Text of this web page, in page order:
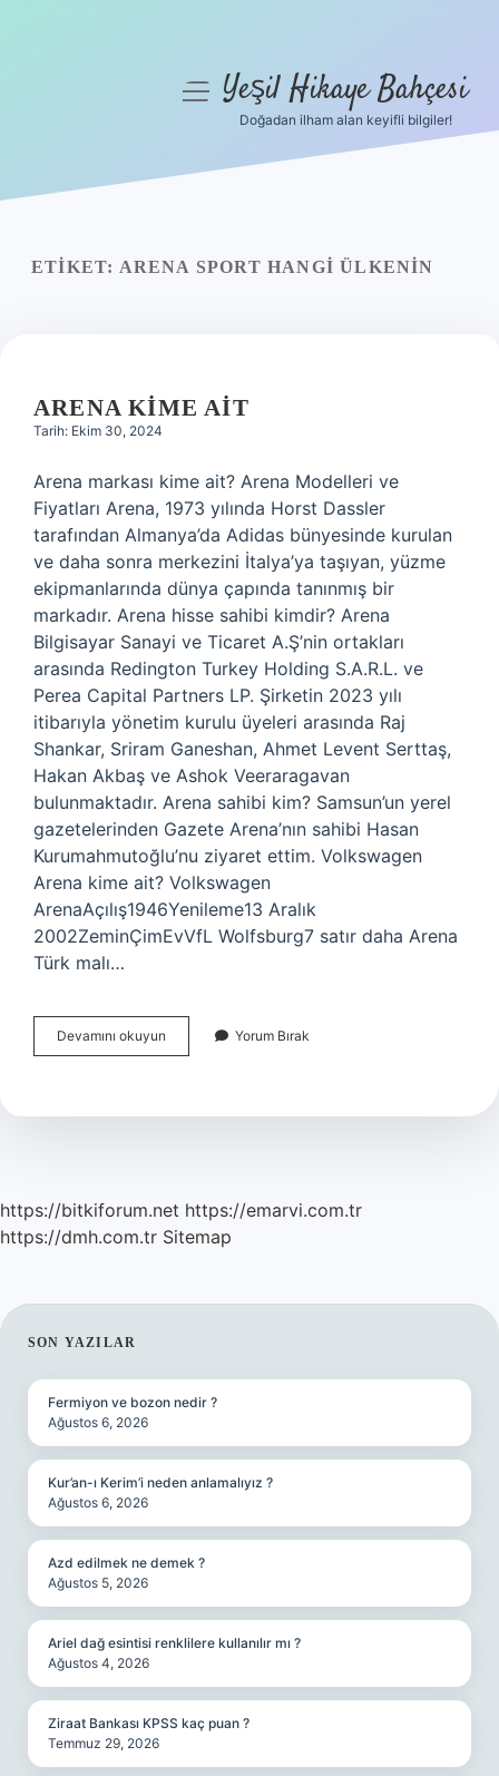
Yasal Uyarı
menüyüYeşil Hikaye Bahçesi
Doğadan ilham alan keyifli bilgiler!
ETIKET: ARENA SPORT HANGI ÜLKENIN
ARENA KIME AIT
Tarih: Ekim 30, 2024
Arena markası kime ait? Arena Modelleri ve
Fiyatları Arena, 1973 yılında Horst Dassler
tarafından Almanya’da Adidas bünyesinde kurulan
ve daha sonra merkezini İtalya’ya taşıyan, yüzme
ekipmanlarında dünya çapında tanınmış bir
markadır. Arena hisse sahibi kimdir? Arena
Bilgisayar Sanayi ve Ticaret A.Ş’nin ortakları
arasında Redington Turkey Holding S.A.R.L. ve
Perea Capital Partners LP. Şirketin 2023 yılı
itibarıyla yönetim kurulu üyeleri arasında Raj
Shankar, Sriram Ganeshan, Ahmet Levent Serttaş,
Hakan Akbaş ve Ashok Veeraragavan
bulunmaktadır. Arena sahibi kim? Samsun’un yerel
gazetelerinden Gazete Arena’nın sahibi Hasan
Kurumahmutoğlu’nu ziyaret ettim. Volkswagen
Arena kime ait? Volkswagen
ArenaAçılış1946Yenileme13 Aralık
2002ZeminÇimEvVfL Wolfsburg7 satır daha Arena
Türk malı…
Devamını okuyun
Kime
Yorum Bırak
https://bitkiforum.net https://emarvi.com.tr
https://dmh.com.tr Sitemap
SIDEBAR
SON YAZILAR
Fermiyon ve bozon nedir ?
Ağustos 6, 2026
Kur’an-ı Kerim’i neden anlamalıyız ?
Ağustos 6, 2026
Azd edilmek ne demek ?
Ağustos 5, 2026
Ariel dağ esintisi renklilere kullanılır mı ?
Ağustos 4, 2026
Ziraat Bankası KPSS kaç puan ?
Temmuz 29, 2026